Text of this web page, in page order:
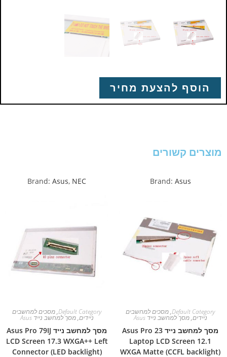
הוסף להצעת מחיר
מוצרים קשורים
Brand: Asus
Default Category
,מסכים למחשבים
ניידים,מסך למחשב נייד Asus
מסך למחשב נייד Asus Pro 23
Laptop LCD Screen 12.1
WXGA Matte (CCFL backlight)
Brand: Asus, NEC
Default Category
,מסכים למחשבים
ניידים,מסך למחשב נייד Asus
מסך למחשב נייד Asus Pro 79IJ
LCD Screen 17.3 WXGA++ Left
Connector (LED backlight)